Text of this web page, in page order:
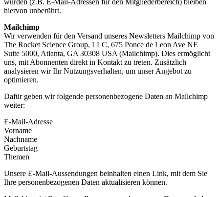
wurden (z.B. E-Mail-Adressen für den Mitgliederbereich) bleiben
hiervon unberührt.
Mailchimp
Wir verwenden für den Versand unseres Newsletters Mailchimp von
The Rocket Science Group, LLC, 675 Ponce de Leon Ave NE
Suite 5000, Atlanta, GA 30308 USA (Mailchimp). Dies ermöglicht
uns, mit Abonnenten direkt in Kontakt zu treten. Zusätzlich
analysieren wir Ihr Nutzungsverhalten, um unser Angebot zu
optimieren.
Dafür geben wir folgende personenbezogene Daten an Mailchimp
weiter:
E-Mail-Adresse
Vorname
Nachname
Geburtstag
Themen
Unsere E-Mail-Aussendungen beinhalten einen Link, mit dem Sie
Ihre personenbezogenen Daten aktualisieren können.